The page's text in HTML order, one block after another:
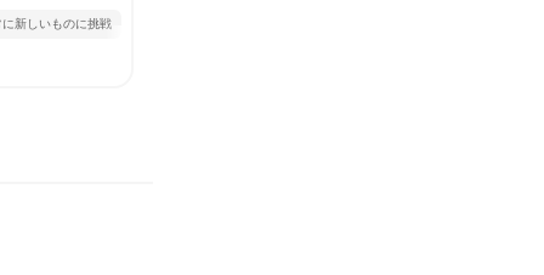
に新しいものに挑戦